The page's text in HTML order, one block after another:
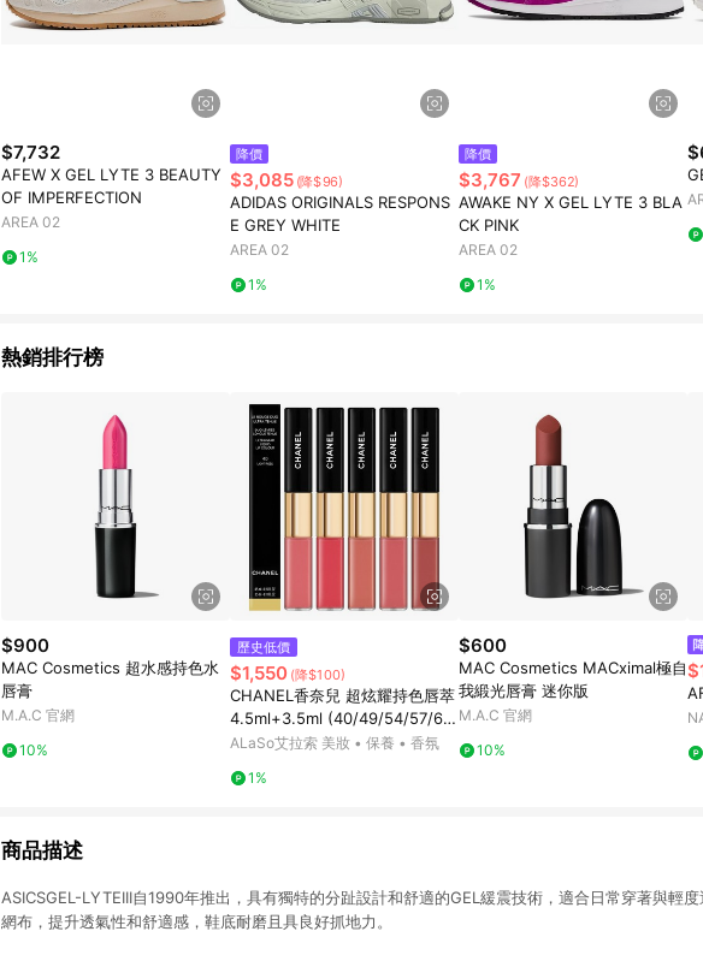
$7,732
AFEW X GEL LYTE 3 BEAUTY
OF IMPERFECTION
AREA 02
1%
降價
$3,085 (降$96)
ADIDAS ORIGINALS RESPONS
E GREY WHITE
AREA 02
1%
降價
$3,767 (降$362)
AWAKE NY X GEL LYTE 3 BLA
CK PINK
AREA 02
1%
熱銷排行榜
$900
MAC Cosmetics 超水感持色水
唇膏
M.A.C 官網
10%
歷史低價
$1,550 (降$100)
CHANEL香奈兒 超炫耀持色唇萃
4.5ml+3.5ml (40/49/54/57/69/
154/174/176/182/186/188/192)
ALaSo艾拉索 美妝 • 保養 • 香氛
1%
$600
MAC Cosmetics MACximal極自
我緞光唇膏 迷你版
M.A.C 官網
10%
商品描述
ASICSGEL-LYTEIII自1990年推出，具有獨特的分趾設計和舒適的GEL緩震技術，適合日常穿著與輕
網布，提升透氣性和舒適感，鞋底耐磨且具良好抓地力。